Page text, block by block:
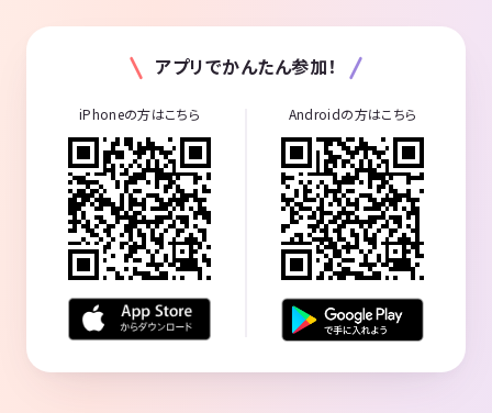
⑥他者に迷惑はかけません、大人として他者への配慮は善処します‼️っ
⑦この集まりを大事にしてくれる人（重要）
⓼宗教勧誘や、他のサークルへの勧誘、政治思想についてや利己的な広
報もダメですからね🙅‍♂️😝
❾実質はほぼただのご挨拶程度ですが、オフ主体という性質上、グルチ
ャ参加前に僭越ながら私がいくつか【通話】にてご質問させていただい
てからご招待致しております。
変な人がいきなりきたら皆さん怖いと思いますから最低限のファイアー
ウォールとお考え下さい。
とは言え実質は軽い世間話と定形質問なんですが。ご理解を😊
アプリでかんたん参加！
iPhoneの方はこちら Androidの方はこちら